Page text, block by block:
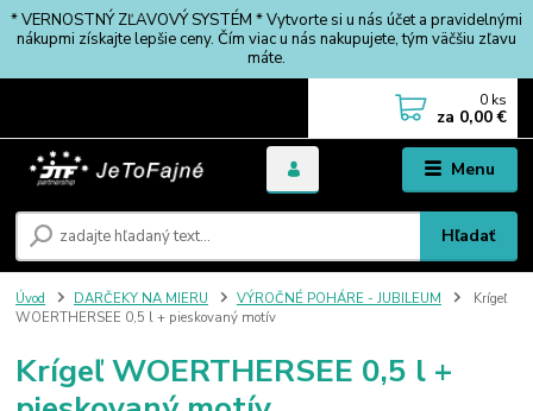
* VERNOSTNÝ ZĽAVOVÝ SYSTÉM * Vytvorte si u nás účet a pravidelnými
nákupmi získajte lepšie ceny. Čím viac u nás nakupujete, tým väčšiu zľavu
máte.
Menu
Hľadať
0 ks
za 0,00 €
Úvod DARČEKY NA MIERU VÝROČNÉ POHÁRE - JUBILEUM
Krígeľ
WOERTHERSEE 0,5 l + pieskovaný motív
Krígeľ WOERTHERSEE 0,5 l +